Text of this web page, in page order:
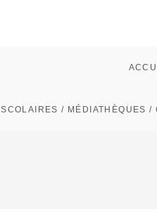
SCOLAIRES / MÉDIATHÈQUES /